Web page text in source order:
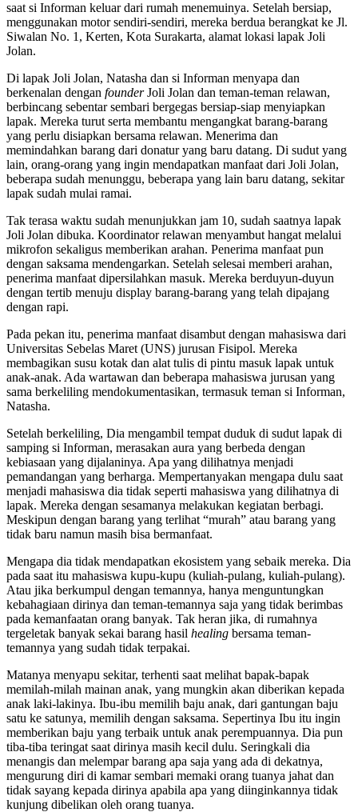
saat si Informan keluar dari rumah menemuinya. Setelah bersiap,
menggunakan motor sendiri-sendiri, mereka berdua berangkat ke Jl.
Siwalan No. 1, Kerten, Kota Surakarta, alamat lokasi lapak Joli
Jolan.
Di lapak Joli Jolan, Natasha dan si Informan menyapa dan
berkenalan dengan founderJoli Jolan dan teman-teman relawan,
berbincang sebentar sembari bergegas bersiap-siap menyiapkan
lapak. Mereka turut serta membantu mengangkat barang-barang
yang perlu disiapkan bersama relawan. Menerima dan
memindahkan barang dari donatur yang baru datang. Di sudut yang
lain, orang-orang yang ingin mendapatkan manfaat dari Joli Jolan,
beberapa sudah menunggu, beberapa yang lain baru datang, sekitar
lapak sudah mulai ramai.
Tak terasa waktu sudah menunjukkan jam 10, sudah saatnya lapak
Joli Jolan dibuka. Koordinator relawan menyambut hangat melalui
mikrofon sekaligus memberikan arahan. Penerima manfaat pun
dengan saksama mendengarkan. Setelah selesai memberi arahan,
penerima manfaat dipersilahkan masuk. Mereka berduyun-duyun
dengan tertib menuju display barang-barang yang telah dipajang
dengan rapi.
Pada pekan itu, penerima manfaat disambut dengan mahasiswa dari
Universitas Sebelas Maret (UNS) jurusan Fisipol. Mereka
membagikan susu kotak dan alat tulis di pintu masuk lapak untuk
anak-anak. Ada wartawan dan beberapa mahasiswa jurusan yang
sama berkeliling mendokumentasikan, termasuk teman si Informan,
Natasha.
Setelah berkeliling, Dia mengambil tempat duduk di sudut lapak di
samping si Informan, merasakan aura yang berbeda dengan
kebiasaan yang dijalaninya. Apa yang dilihatnya menjadi
pemandangan yang berharga. Mempertanyakan mengapa dulu saat
menjadi mahasiswa dia tidak seperti mahasiswa yang dilihatnya di
lapak. Mereka dengan sesamanya melakukan kegiatan berbagi.
Meskipun dengan barang yang terlihat “murah” atau barang yang
tidak baru namun masih bisa bermanfaat.
Mengapa dia tidak mendapatkan ekosistem yang sebaik mereka. Dia
pada saat itu mahasiswa kupu-kupu (kuliah-pulang, kuliah-pulang).
Atau jika berkumpul dengan temannya, hanya menguntungkan
kebahagiaan dirinya dan teman-temannya saja yang tidak berimbas
pada kemanfaatan orang banyak. Tak heran jika, di rumahnya
tergeletak banyak sekai barang hasil healing bersama teman-
temannya yang sudah tidak terpakai.
Matanya menyapu sekitar, terhenti saat melihat bapak-bapak
memilah-milah mainan anak, yang mungkin akan diberikan kepada
anak laki-lakinya. Ibu-ibu memilih baju anak, dari gantungan baju
satu ke satunya, memilih dengan saksama. Sepertinya Ibu itu ingin
memberikan baju yang terbaik untuk anak perempuannya. Dia pun
tiba-tiba teringat saat dirinya masih kecil dulu. Seringkali dia
menangis dan melempar barang apa saja yang ada di dekatnya,
mengurung diri di kamar sembari memaki orang tuanya jahat dan
tidak sayang kepada dirinya apabila apa yang diinginkannya tidak
kunjung dibelikan oleh orang tuanya.